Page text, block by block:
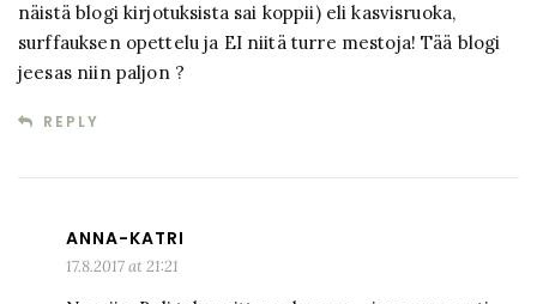
näistä blogi kirjotuksista sai koppii) eli kasvisruoka,
surffauksen opettelu ja EI niitä turre mestoja! Tää blogi
jeesas niin paljon ?
REPLY
ANNA-KATRI
17.8.2017 at 21:21